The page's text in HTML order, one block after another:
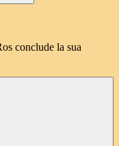
conclude la sua